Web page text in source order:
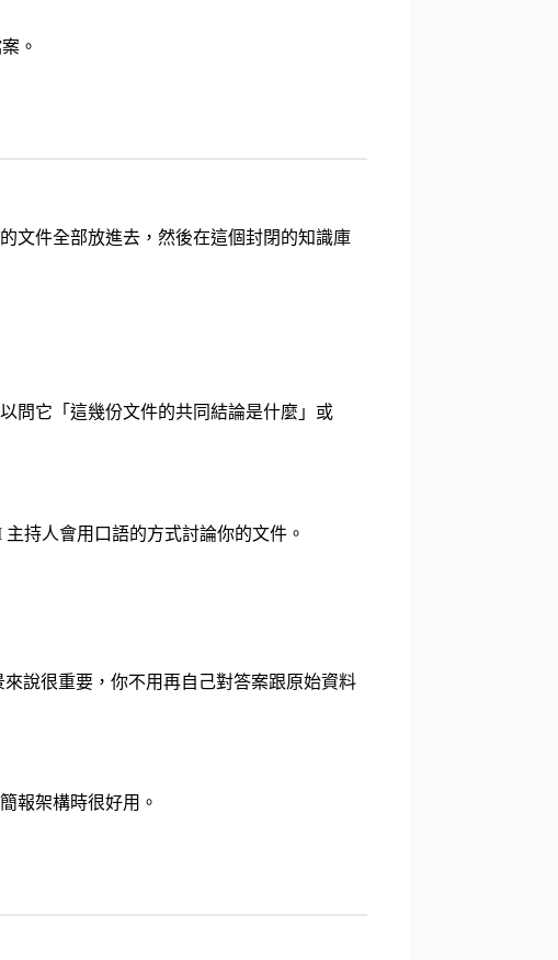
。
文件全部放進去，然後在這個封閉的知識庫
問它「這幾份文件的共同結論是什麼」或
持人會用口語的方式討論你的文件。
說很重要，你不用再自己對答案跟原始資料
報架構時很好用。